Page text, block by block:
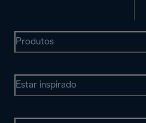
Produtos
Estar inspirado